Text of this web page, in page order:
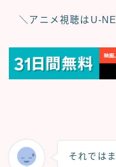
＼アニメ視聴は
それでは